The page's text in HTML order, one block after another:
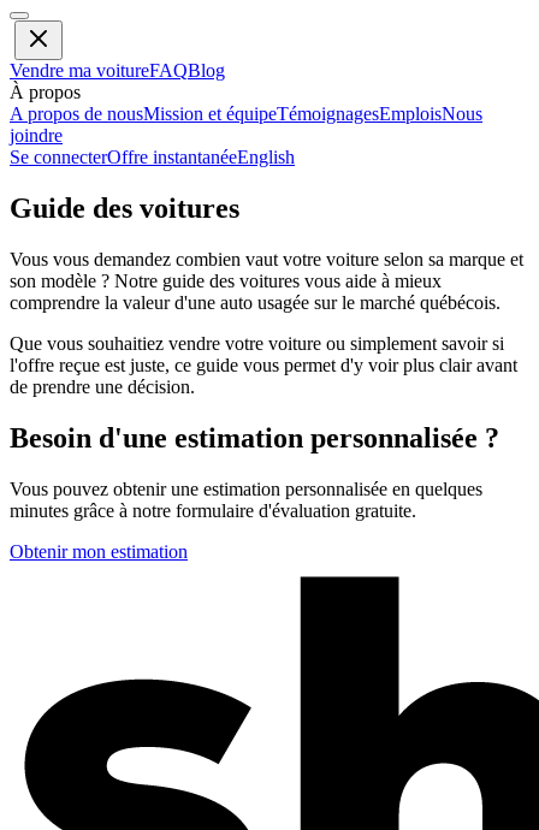
Vendre ma voitureFAQBlog
À propos
A propos de nousMission et équipeTémoignagesEmploisNous
joindre
Se connecterOffre instantanéeEnglish
Guide des voitures
Vous vous demandez combien vaut votre voiture selon sa marque et
son modèle ? Notre guide des voitures vous aide à mieux
comprendre la valeur d'une auto usagée sur le marché québécois.
Que vous souhaitiez vendre votre voiture ou simplement savoir si
l'offre reçue est juste, ce guide vous permet d'y voir plus clair avant
de prendre une décision.
Besoin d'une estimation personnalisée ?
Vous pouvez obtenir une estimation personnalisée en quelques
minutes grâce à notre formulaire d'évaluation gratuite.
Obtenir mon estimation